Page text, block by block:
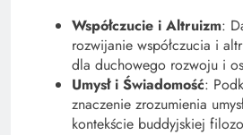
Współczucie i Altruizm:
rozwijanie współczucia i
dla duchowego rozwoju i
Umysł i Świadomość:
znaczenie zrozumienia
kontekście buddyjskiej